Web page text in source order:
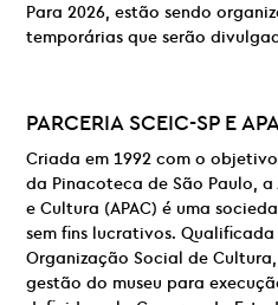
Para 2026, estão sendo
temporárias que serão
PARCERIASCEIC-SP E
Criada em 1992 com o
da Pinacoteca de São Paulo,
e Cultura (APAC) é uma
sem fins lucrativos.
Organização Social de
gestão do museu para